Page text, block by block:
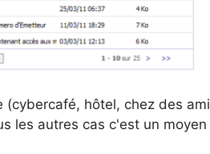
hôtel, chez des
les autres cas c'est un moyen